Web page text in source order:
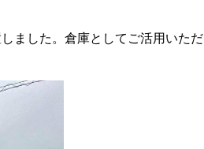
ました。倉庫としてご活用いただ